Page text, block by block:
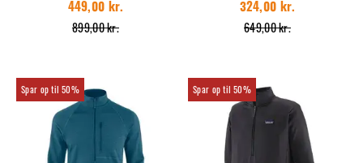
899,00 kr.
449,00 kr.
649,00 kr.
324,00 kr.
50% 50%